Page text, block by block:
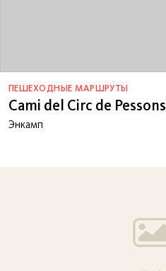
ПЕШЕХОДНЫЕ МАРШРУТЫ
Cami del Circ de Pessons
Энкамп